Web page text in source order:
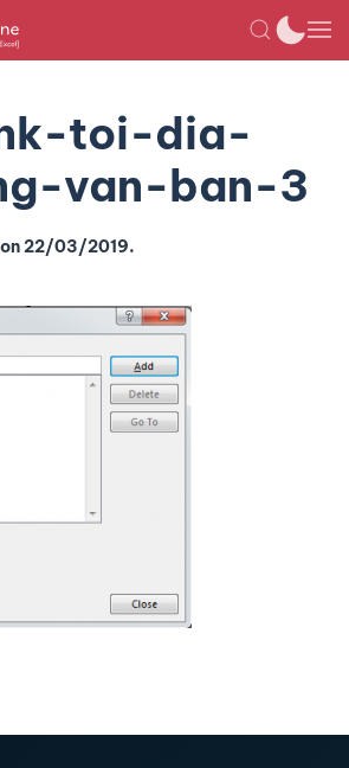
toi-dia-
van-ban-3
on22/03/2019.